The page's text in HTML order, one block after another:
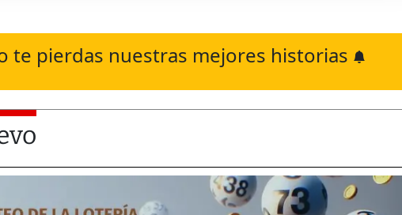
te pierdas nuestras mejores historias